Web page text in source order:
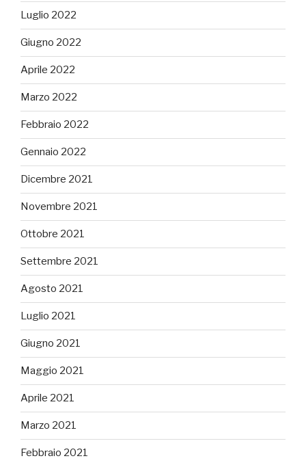
Luglio 2022
Giugno 2022
Aprile 2022
Marzo 2022
Febbraio 2022
Gennaio 2022
Dicembre 2021
Novembre 2021
Ottobre 2021
Settembre 2021
Agosto 2021
Luglio 2021
Giugno 2021
Maggio 2021
Aprile 2021
Marzo 2021
Febbraio 2021